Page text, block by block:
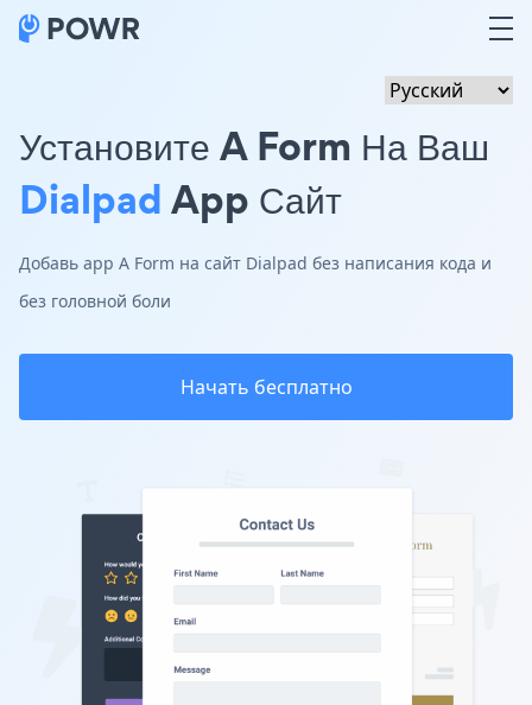
Установите A Form На Ваш
DialpadApp Сайт
Добавь app A Form на сайт Dialpad без написания кода и
без головной боли
Начать бесплатно